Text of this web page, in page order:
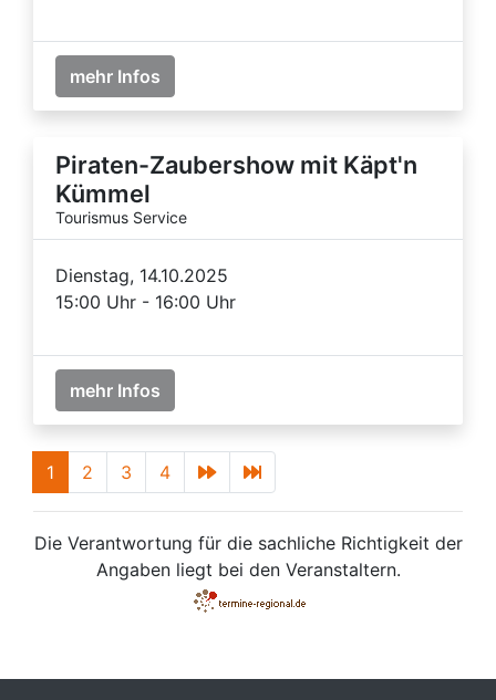
mehr Infos
Piraten-Zaubershow mit Käpt'n
Kümmel
Tourismus Service
Dienstag, 14.10.2025
15:00 Uhr - 16:00 Uhr
mehr Infos
1 2 3 4
Die Verantwortung für die sachliche Richtigkeit der
Angaben liegt bei den Veranstaltern.